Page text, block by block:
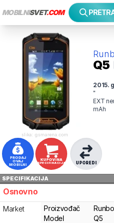
MOBILNISVET.COM
slika: gsmarena.com
Q5
2015.
"
EXT
mAh
PRODAJ
OVAJ
MOBILNI
KUPOVINA
SPECIFIKACIJA UPOREDI
SPECIFIKACIJA
Osnovno
Market Proizvođač
Runbo
Model
Q5